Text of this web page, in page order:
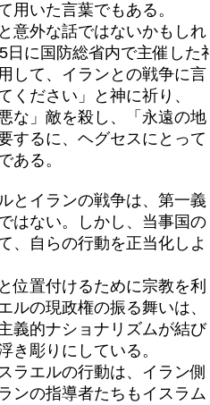
用いた言葉でもある。
意外な話ではないかもしれ
日に国防総省内で主催した
して、イランとの戦争に言
ください」と神に祈り、
な」敵を殺し、「永遠の地
するに、ヘグセスにとって
ある。
とイランの戦争は、第一義
はない。しかし、当事国の
、自らの行動を正当化しよ
位置付けるために宗教を利
ルの現政権の振る舞いは、
義的ナショナリズムが結び
き彫りにしている。
ラエルの行動は、イラン側
ンの指導者たちもイスラム